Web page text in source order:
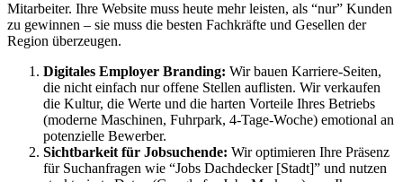
Mitarbeiter. Ihre Website muss heute mehr leisten, als “nur” Kunden
zu gewinnen – sie muss die besten Fachkräfte und Gesellen der
Region überzeugen.
Digitales Employer Branding: Wir bauen Karriere-Seiten,
die nicht einfach nur offene Stellen auflisten. Wir verkaufen
die Kultur, die Werte und die harten Vorteile Ihres Betriebs
(moderne Maschinen, Fuhrpark, 4-Tage-Woche) emotional an
potenzielle Bewerber.
Sichtbarkeit für Jobsuchende: Wir optimieren Ihre Präsenz
für Suchanfragen wie “Jobs Dachdecker [Stadt]” und nutzen